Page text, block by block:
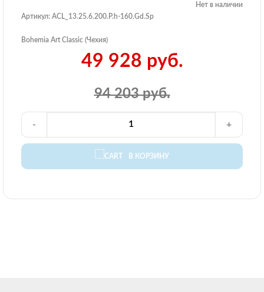
Нет в наличии
Артикул: ACL_13.25.6.200.P.h-160.Gd.Sp
Bohemia Art Classic (Чехия)
94 203 руб.
49 928 руб.
В КОРЗИНУ
- +